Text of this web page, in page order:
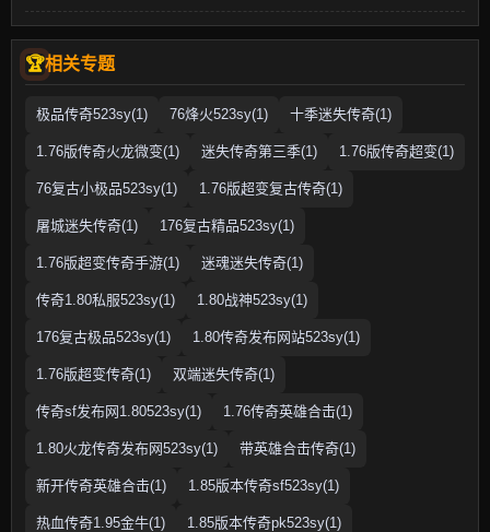
相关专题
极品传奇523sy(1) 76烽火523sy(1) 十季迷失传奇(1)
1.76版传奇火龙微变(1) 迷失传奇第三季(1) 1.76版传奇超变(1)
76复古小极品523sy(1) 1.76版超变复古传奇(1)
屠城迷失传奇(1) 176复古精品523sy(1)
1.76版超变传奇手游(1) 迷魂迷失传奇(1)
传奇1.80私服523sy(1) 1.80战神523sy(1)
176复古极品523sy(1) 1.80传奇发布网站523sy(1)
1.76版超变传奇(1) 双端迷失传奇(1)
传奇sf发布网1.80523sy(1) 1.76传奇英雄合击(1)
1.80火龙传奇发布网523sy(1) 带英雄合击传奇(1)
新开传奇英雄合击(1) 1.85版本传奇sf523sy(1)
热血传奇1.95金牛(1) 1.85版本传奇pk523sy(1)